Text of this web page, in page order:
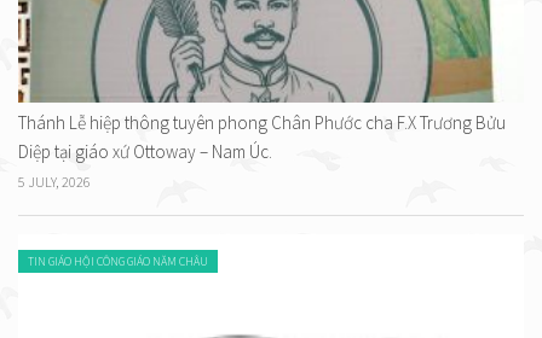
Thánh Lễ hiệp thông tuyên phong Chân Phước cha F.X Trương Bửu
Diệp tại giáo xứ Ottoway – Nam Úc.
5 JULY, 2026
TIN GIÁO HỘI CÔNG GIÁO NĂM CHÂU